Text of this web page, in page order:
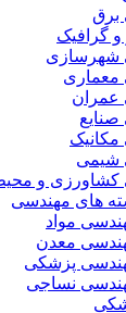
و محیط
مهندسی
مواد
معدن
پزشکی
نساجی